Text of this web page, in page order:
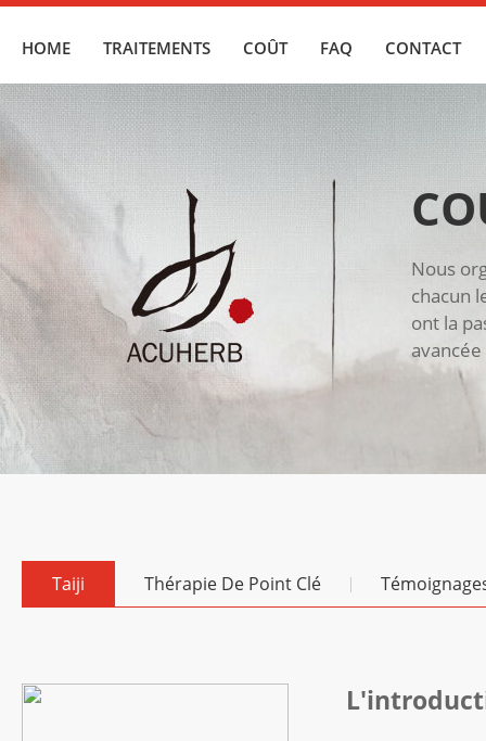
HOME TRAITEMENTS COÛT FAQ CONTACT
Nous
chacun
ont la
avancée
Taiji Thérapie De Point Clé